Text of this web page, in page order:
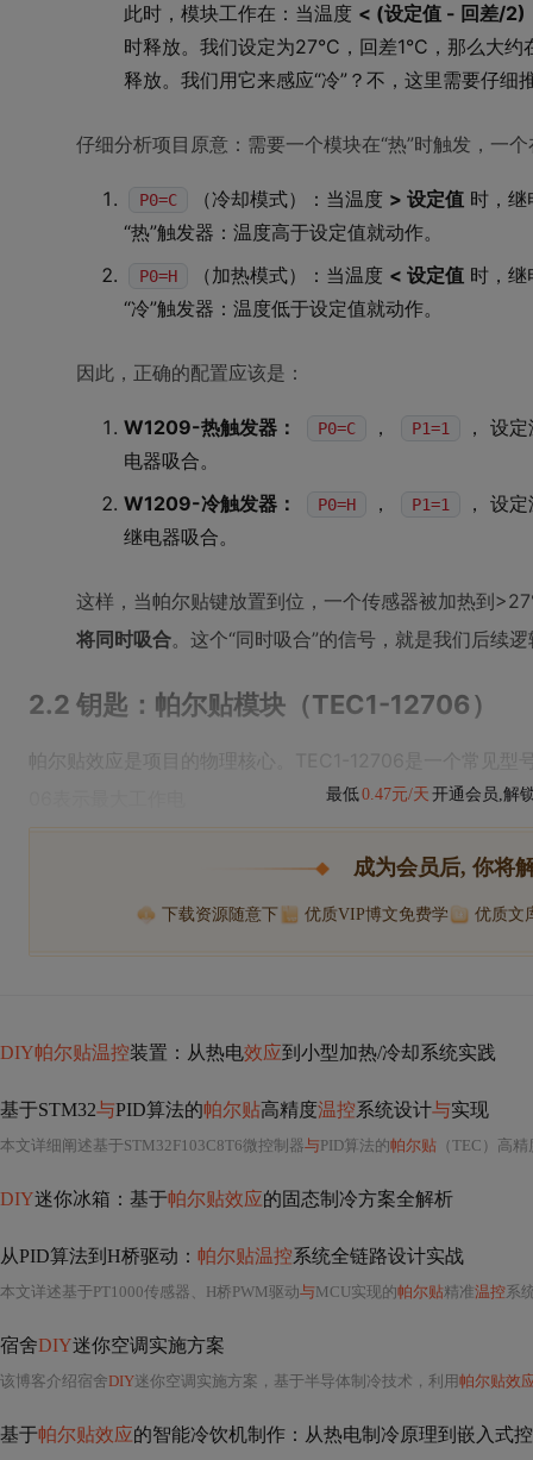
此时，模块工作在：当温度 < (设定值 - 回差/2)
时释放。我们设定为27°C，回差1°C，那么大
释放。我们用它来感应“冷”？不，这里需要仔细
仔细分析项目原意：需要一个模块在“热”时触发，一
P0=C （冷却模式）：当温度 > 设定值 时，
“热”触发器：温度高于设定值就动作。
P0=H （加热模式）：当温度 < 设定值 时，
“冷”触发器：温度低于设定值就动作。
因此，正确的配置应该是：
W1209-热触发器： P0=C ， P1=1
， 设
电器吸合。
W1209-冷触发器：
P0=H ， P1=1
， 设
继电器吸合。
这样，当帕尔贴键放置到位，一个传感器被加热到
将同时吸合。这个“同时吸合”的信号，就是我们后续
2.2 钥匙：帕尔贴模块（TEC1-12706）
帕尔贴效应是项目的物理核心。TEC1-12706是一个常见
最低0.47元/天 开通会员,解
成为会员后, 你将
下载资源随意下 优质VIP博文免费学 优质文
DIY帕尔贴温控装置：从热电效应到小型加热/冷却系统实践
基于STM32与PID算法的帕尔贴高精度温控系统设计与实现
本文详细阐述基于STM32F103C8T6微控制器与PID算法的帕尔贴 （TEC）高精
DIY迷你冰箱：基于帕尔贴效应的固态制冷方案全解析
从PID算法到H桥驱动： 帕尔贴温控系统全链路设计实战
本文详述基于PT1000传感器、H桥PWM驱动与MCU实现的帕尔贴精准温控系统设计
宿舍DIY迷你空调实施方案
该博客介绍宿舍DIY迷你空调实施方案，基于半导体制冷技术，利用帕尔贴效
基于帕尔贴效应的智能冷饮机制作：从热电制冷原理到嵌入式